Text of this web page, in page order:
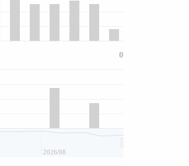
2026/08
0